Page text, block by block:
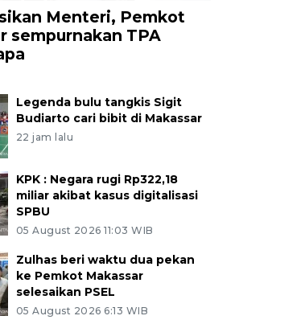
Menteri, Pemkot
sempurnakan TPA
Legenda bulu tangkis Sigit
Budiarto cari bibit di Makassar
22 jam lalu
KPK : Negara rugi Rp322,18
miliar akibat kasus digitalisasi
SPBU
05 August 2026 11:03 WIB
Zulhas beri waktu dua pekan
ke Pemkot Makassar
selesaikan PSEL
05 August 2026 6:13 WIB